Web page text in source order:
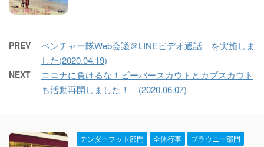
PREV
ベンチャー隊Web会議＠LINEビデオ通話 を実施しま
した(2020.04.19)
NEXT
コロナに負けるな！ビーバースカウトとカブスカウト
も活動再開しました！ (2020.06.07)
テンダーフット部門 全体行事
ブラウニー部門